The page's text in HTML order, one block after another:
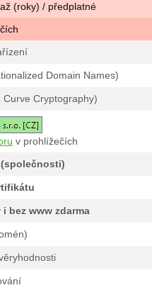
(roky) / předplatné
Domain Names)
Curve Cryptography)
v prohlížečích
bez www zdarma